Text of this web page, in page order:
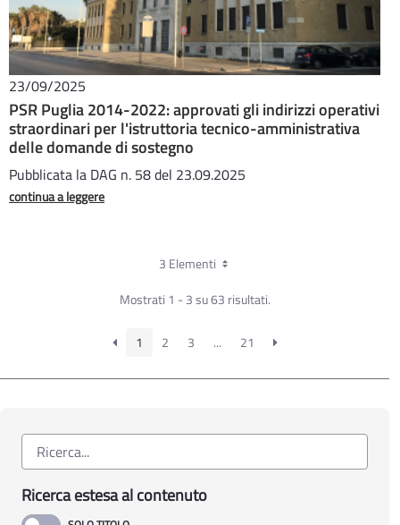
23/09/2025
PSR Puglia 2014-2022: approvati gli indirizzi operativi
straordinari per l'istruttoria tecnico-amministrativa
delle domande di sostegno
Pubblicata la DAG n. 58 del 23.09.2025
continua a leggere
3 Elementi
Mostrati 1 - 3 su 63 risultati.
1 2 3 ... 21
Ricerca estesa al contenuto